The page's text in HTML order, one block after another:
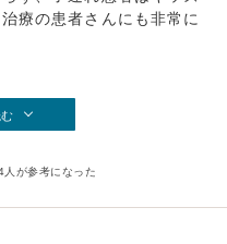
療の患者さんにも非常に
人が参考になった